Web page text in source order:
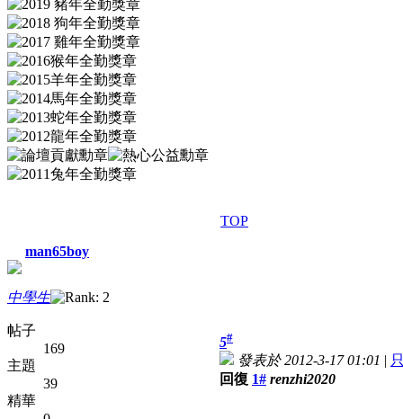
TOP
man65boy
中學生
帖子
169
主題
39
精華
5#
發表於 2012-3-17 01:01 |
回復 1# renzhi2020